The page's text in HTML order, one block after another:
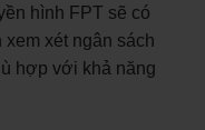
hình FPT sẽ có
xét ngân sách
hợp với khả năng